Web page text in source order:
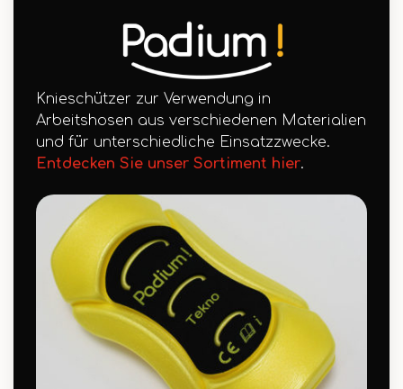
Knieschützer zur Verwendung in
Arbeitshosen aus verschiedenen Materialien
und für unterschiedliche Einsatzzwecke.
Entdecken Sie unser Sortiment hier.